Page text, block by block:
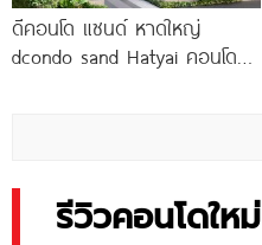
ดีคอนโด แซนด์ หาดใหญ่
dcondo sand Hatyai คอนโด
รีวิวคอนโดใหม่